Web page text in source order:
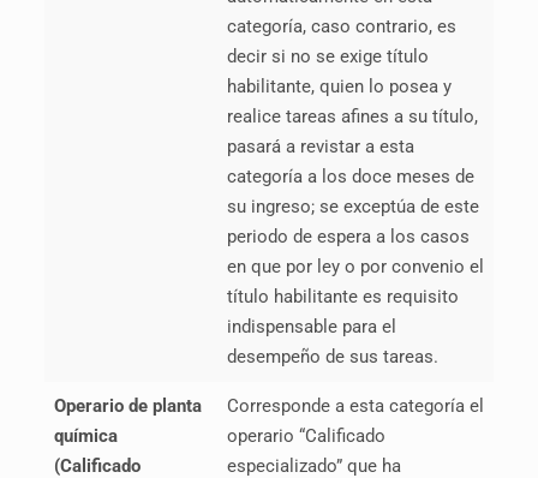
categoría, caso contrario, es
decir si no se exige título
habilitante, quien lo posea y
realice tareas afines a su título,
pasará a revistar a esta
categoría a los doce meses de
su ingreso; se exceptúa de este
periodo de espera a los casos
en que por ley o por convenio el
título habilitante es requisito
indispensable para el
desempeño de sus tareas.
Operario de planta
química
(Calificado
Corresponde a esta categoría el
operario “Calificado
especializado” que ha